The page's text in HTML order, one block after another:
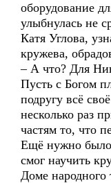
оборудование
улыбнулась не
Катя Углова,
кружева,
– А что? Для
Пусть с Богом
подругу всё
несколько раз
частям то, что
Ещё нужно было
смог научить
Доме народного